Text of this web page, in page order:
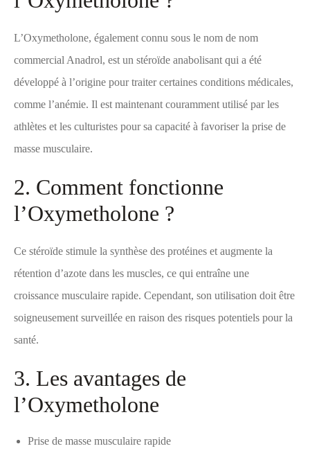
L’Oxymetholone, également connu sous le nom de nom
commercial Anadrol, est un stéroïde anabolisant qui a été
développé à l’origine pour traiter certaines conditions médicales,
comme l’anémie. Il est maintenant couramment utilisé par les
athlètes et les culturistes pour sa capacité à favoriser la prise de
masse musculaire.
2. Comment fonctionne
l’Oxymetholone ?
Ce stéroïde stimule la synthèse des protéines et augmente la
rétention d’azote dans les muscles, ce qui entraîne une
croissance musculaire rapide. Cependant, son utilisation doit être
soigneusement surveillée en raison des risques potentiels pour la
santé.
3. Les avantages de
l’Oxymetholone
Prise de masse musculaire rapide